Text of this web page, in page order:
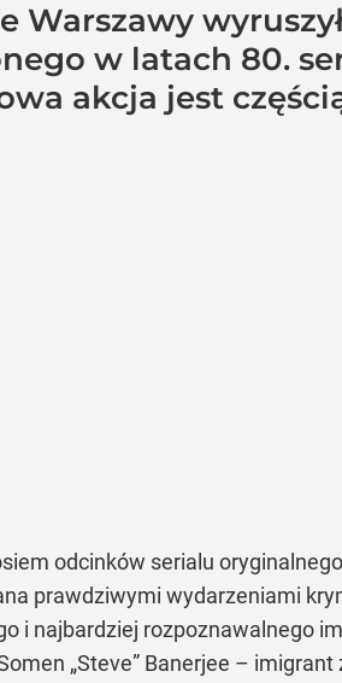
Warszawy
w latach 80.
akcja jest
odcinków serialu
prawdziwymi wydarzeniami
i najbardziej rozpoznawalnego
„Steve” Banerjee –